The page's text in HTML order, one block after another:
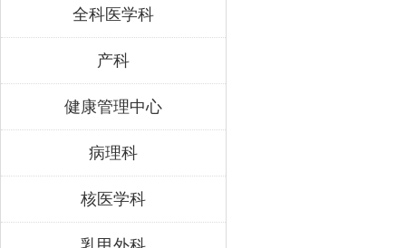
全科医学科
产科
健康管理中心
病理科
核医学科